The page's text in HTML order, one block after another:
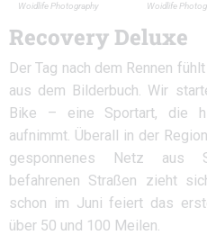
Woidlife Photography Woidlife
Recovery Deluxe
Der Tag nach dem Rennen
aus dem Bilderbuch. Wir
Bike – eine Sportart, die
aufnimmt. Überall in der
gesponnenes Netz aus
befahrenen Straßen zieht
schon im Juni feiert das
über 50 und 100 Meilen.